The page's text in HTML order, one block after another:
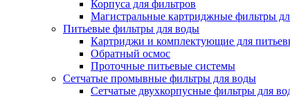
Корпуса для фильтров
Магистральные картриджные фильтры
Питьевые фильтры для воды
Картриджи и комплектующие для
Обратный осмос
Проточные питьевые системы
Сетчатые промывные фильтры для воды
Сетчатые двухкорпусные фильтры для